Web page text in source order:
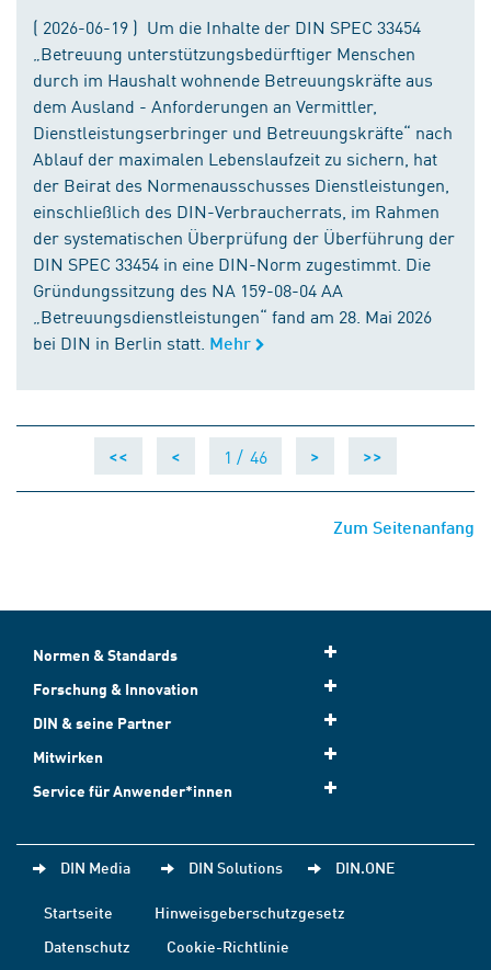
( 2026-06-19 ) Um die Inhalte der DIN SPEC 33454
„Betreuung unterstützungsbedürftiger Menschen
durch im Haushalt wohnende Betreuungskräfte aus
dem Ausland - Anforderungen an Vermittler,
Dienstleistungserbringer und Betreuungskräfte“ nach
Ablauf der maximalen Lebenslaufzeit zu sichern, hat
der Beirat des Normenausschusses Dienstleistungen,
einschließlich des DIN-Verbraucherrats, im Rahmen
der systematischen Überprüfung der Überführung der
DIN SPEC 33454 in eine DIN-Norm zugestimmt. Die
Gründungssitzung des NA 159-08-04 AA
„Betreuungsdienstleistungen“ fand am 28. Mai 2026
bei DIN in Berlin statt. Mehr
<< < 1 / 46 > >>
Zum Seitenanfang
Normen & Standards
Forschung & Innovation
DIN & seine Partner
Mitwirken
Service für Anwender*innen
DIN Media DIN Solutions DIN.ONE
Startseite
Hinweisgeberschutzgesetz
Datenschutz
Cookie-Richtlinie